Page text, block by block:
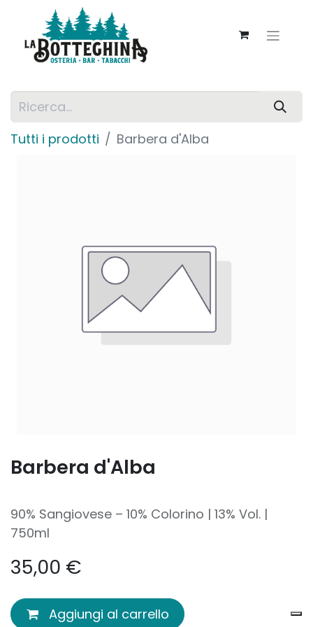
Tutti i prodotti Barbera d'Alba
Barbera d'Alba
90% Sangiovese – 10% Colorino | 13% Vol. |
750ml
35,00 €
Aggiungi al carrello